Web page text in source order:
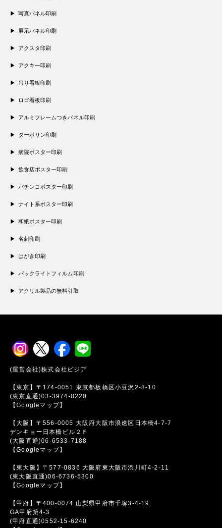
写真パネル印刷
展示パネル印刷
アクスタ印刷
アクキー印刷
吊り看板印刷
ロゴ看板印刷
アルミフレームつきパネル印刷
ターポリン印刷
病院ポスター印刷
飲食店ポスター印刷
パチンコポスター印刷
ナイト系ポスター印刷
和紙ポスター印刷
名刺印刷
はがき印刷
バックライトフィルム印刷
アクリル製品の無料引取
(運営会社)株式会社ビジア
【東京】〒174-0051 東京都板橋区小豆沢2-8-10
(東京直通)03-3974-8220
【Googleマップ】
【大阪】〒556-0005 大阪府大阪市浪速区日本橋4-7-7
デンキョー日本橋ビル２Ｆ
(大阪直通)06-6533-7188
【Googleマップ】
【東大阪】〒577-0836 大阪府東大阪市渋川町4-2-11
(東大阪直通)06-6736-5300
【Googleマップ】
【甲府】〒400-0074 山梨県甲府市千塚3-4-19
GA甲府第4-3
(甲府直通)0552-15-6240